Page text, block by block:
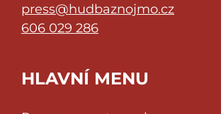
press@hudbaznojmo.cz
606 029 286
HLAVNÍ MENU